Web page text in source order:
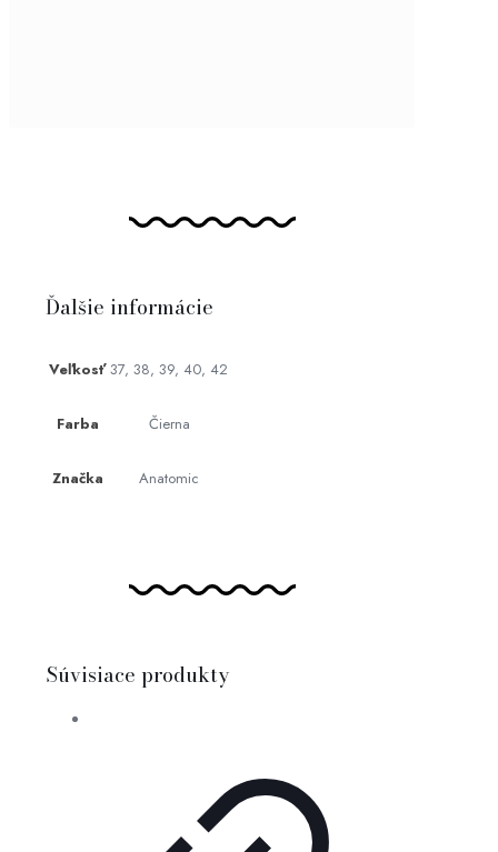
Ďalšie informácie
Veľkosť 37, 38, 39, 40, 42
Farba Čierna
Značka Anatomic
Súvisiace produkty